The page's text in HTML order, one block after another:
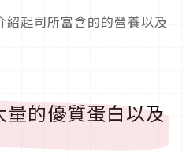
起司所富含的的營養以及
的優質蛋白以及